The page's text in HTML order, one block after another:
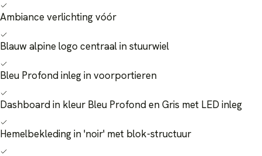
Ambiance verlichting vóór
Blauw alpine logo centraal in stuurwiel
Bleu Profond inleg in voorportieren
Dashboard in kleur Bleu Profond en Gris met LED inleg
Hemelbekleding in 'noir' met blok-structuur